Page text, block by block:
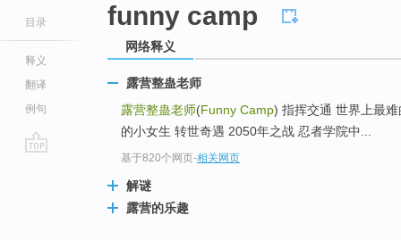
目录
释义
翻译
例句
funny camp
网络释义
露营整蛊老师
露营整蛊老师(Funny Camp) 指挥交通 世界上最
的小女生 转世奇遇 2050年之战 忍者学院中...
基于820个网页-相关网页
解谜
露营的乐趣